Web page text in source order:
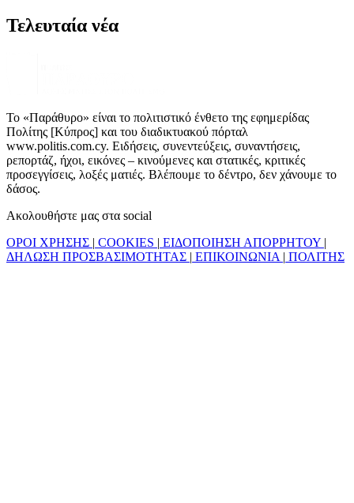
Τελευταία νέα
Το «Παράθυρο» είναι το πολιτιστικό ένθετο της εφημερίδας
Πολίτης [Κύπρος] και του διαδικτυακού πόρταλ
www.politis.com.cy. Ειδήσεις, συνεντεύξεις, συναντήσεις,
ρεπορτάζ, ήχοι, εικόνες – κινούμενες και στατικές, κριτικές
προσεγγίσεις, λοξές ματιές. Βλέπουμε το δέντρο, δεν χάνουμε το
δάσος.
Ακολουθήστε μας στα social
ΟΡΟΙ ΧΡΗΣΗΣ | COOKIES | ΕΙΔΟΠΟΙΗΣΗ ΑΠΟΡΡΗΤΟΥ |
ΔΗΛΩΣΗ ΠΡΟΣΒΑΣΙΜΟΤΗΤΑΣ | ΕΠΙΚΟΙΝΩΝΙΑ | ΠΟΛΙΤΗΣ